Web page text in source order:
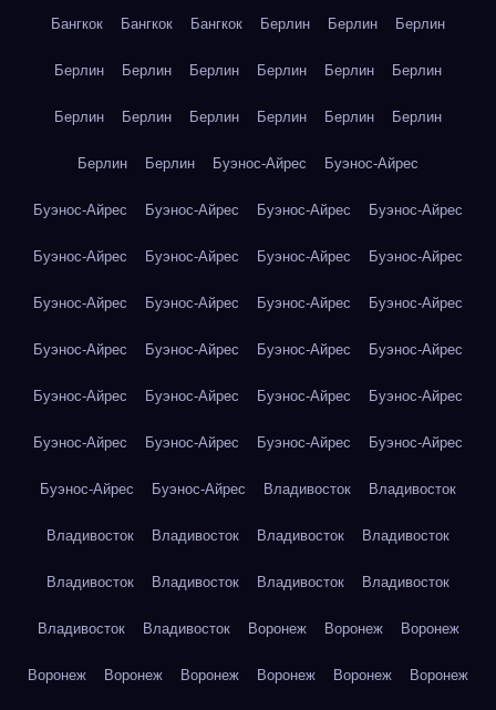
Бангкок Бангкок Бангкок Берлин Берлин Берлин
Берлин Берлин Берлин Берлин Берлин Берлин
Берлин Берлин Берлин Берлин Берлин Берлин
Берлин Берлин Буэнос-Айрес Буэнос-Айрес
Буэнос-Айрес Буэнос-Айрес Буэнос-Айрес Буэнос-Айрес
Буэнос-Айрес Буэнос-Айрес Буэнос-Айрес Буэнос-Айрес
Буэнос-Айрес Буэнос-Айрес Буэнос-Айрес Буэнос-Айрес
Буэнос-Айрес Буэнос-Айрес Буэнос-Айрес Буэнос-Айрес
Буэнос-Айрес Буэнос-Айрес Буэнос-Айрес Буэнос-Айрес
Буэнос-Айрес Буэнос-Айрес Буэнос-Айрес Буэнос-Айрес
Буэнос-Айрес Буэнос-Айрес Владивосток Владивосток
Владивосток Владивосток Владивосток Владивосток
Владивосток Владивосток Владивосток Владивосток
Владивосток Владивосток Воронеж Воронеж Воронеж
Воронеж Воронеж Воронеж Воронеж Воронеж Воронеж